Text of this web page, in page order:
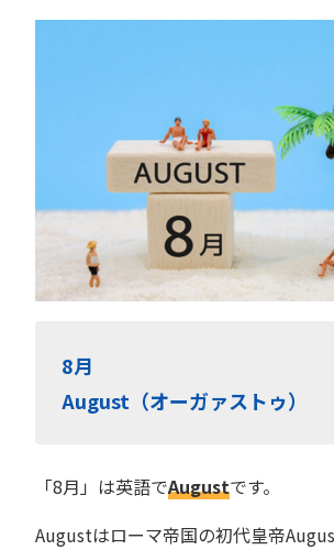
8月
August（オーガァストゥ）
「8月」は英語でAugustです。
Augustはローマ帝国の初代皇帝